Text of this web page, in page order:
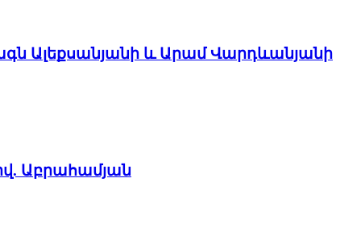
Ալեքսանյանի և Արամ Վարդևանյանի
Աբրահամյան